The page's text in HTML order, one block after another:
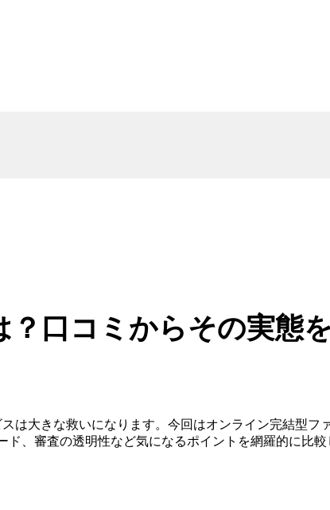
口コミからその実態
は大きな救いになります。今回はオンライン完結型フ
ド、審査の透明性など気になるポイントを網羅的に比